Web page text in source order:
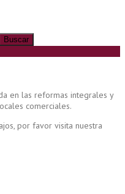
en las reformas integrales y
comerciales.
por favor visita nuestra